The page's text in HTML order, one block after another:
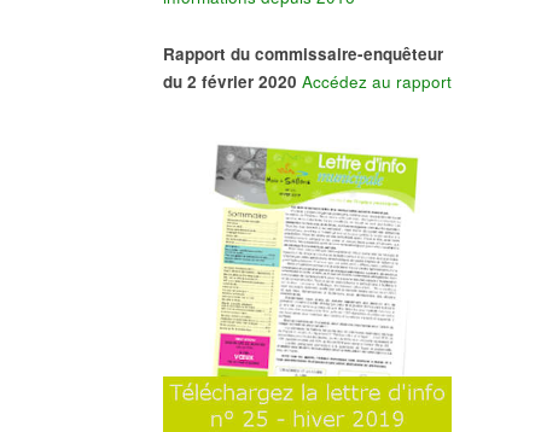
Rapport du commissaire-enquêteur
du 2 février 2020 Accédez au rapport